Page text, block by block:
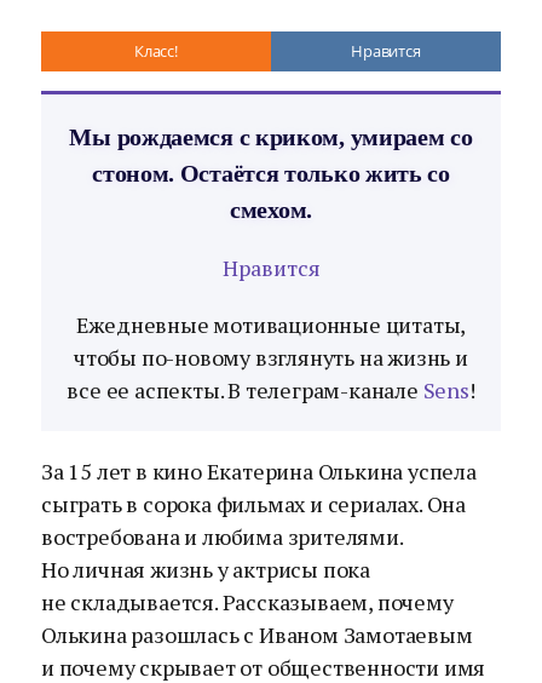
Класс! Нравится
Мы рождаемся с криком, умираем со
стоном. Остаётся только жить со
смехом.
Нравится
Ежедневные мотивационные цитаты,
чтобы по-новому взглянуть на жизнь и
все ее аспекты. В телеграм-канале Sens!
За 15 лет в кино Екатерина Олькина успела
сыграть в сорока фильмах и сериалах. Она
востребована и любима зрителями.
Но личная жизнь у актрисы пока
не складывается. Рассказываем, почему
Олькина разошлась с Иваном Замотаевым
и почему скрывает от общественности имя